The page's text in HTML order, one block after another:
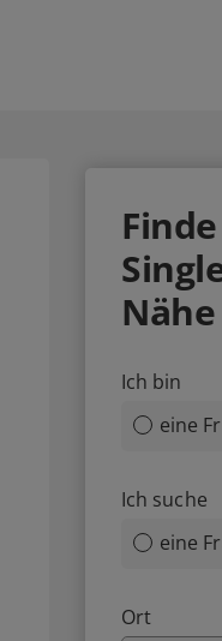
Finde
Nähe
Ich bin
eine
Ich suche
eine
Ort